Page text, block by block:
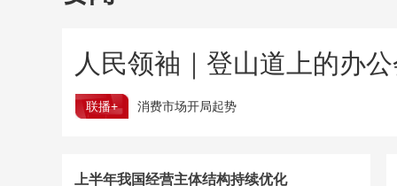
人民领袖｜登山道上的办
联播+ 消费市场开局起势
上半年我国经营主体结构持续优化